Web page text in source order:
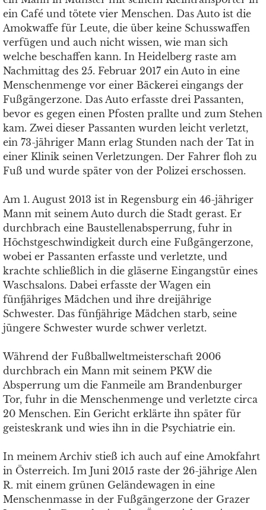
ein Café und tötete vier Menschen. Das Auto ist die
Amokwaffe für Leute, die über keine Schusswaffen
verfügen und auch nicht wissen, wie man sich
welche beschaffen kann. In Heidelberg raste am
Nachmittag des 25. Februar 2017 ein Auto in eine
Menschenmenge vor einer Bäckerei eingangs der
Fußgängerzone. Das Auto erfasste drei Passanten,
bevor es gegen einen Pfosten prallte und zum Stehen
kam. Zwei dieser Passanten wurden leicht verletzt,
ein 73-jähriger Mann erlag Stunden nach der Tat in
einer Klinik seinen Verletzungen. Der Fahrer floh zu
Fuß und wurde später von der Polizei erschossen.
Am 1. August 2013 ist in Regensburg ein 46-jähriger
Mann mit seinem Auto durch die Stadt gerast. Er
durchbrach eine Baustellenabsperrung, fuhr in
Höchstgeschwindigkeit durch eine Fußgängerzone,
wobei er Passanten erfasste und verletzte, und
krachte schließlich in die gläserne Eingangstür eines
Waschsalons. Dabei erfasste der Wagen ein
fünfjähriges Mädchen und ihre dreijährige
Schwester. Das fünfjährige Mädchen starb, seine
jüngere Schwester wurde schwer verletzt.
Während der Fußballweltmeisterschaft 2006
durchbrach ein Mann mit seinem PKW die
Absperrung um die Fanmeile am Brandenburger
Tor, fuhr in die Menschenmenge und verletzte circa
20 Menschen. Ein Gericht erklärte ihn später für
geisteskrank und wies ihn in die Psychiatrie ein.
In meinem Archiv stieß ich auch auf eine Amokfahrt
in Österreich. Im Juni 2015 raste der 26-jährige Alen
R. mit einem grünen Geländewagen in eine
Menschenmasse in der Fußgängerzone der Grazer